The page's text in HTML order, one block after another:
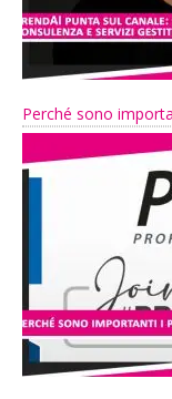
Perché sono